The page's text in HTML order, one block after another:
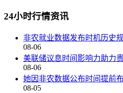
24小时行情资讯
非农就业数据发布时机历史
08-06
美联储议息时间影响力助力
08-06
她因非农数据公布时间提前
08-05